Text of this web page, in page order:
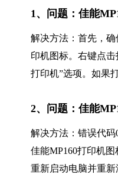
1、问题：佳能
解决方法：首先，
印机图标。右键点
打印机”选项。如果
2、问题：佳能
解决方法：错误代码
佳能MP160打印机
重新启动电脑并重新